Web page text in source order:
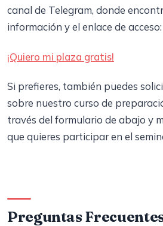
canal de Telegram, donde
información y el enlace de acceso:
¡Quiero mi plaza gratis!
Si prefieres, también puedes
sobre nuestro curso de
través del formulario de abajo y
que quieres participar en el
Preguntas